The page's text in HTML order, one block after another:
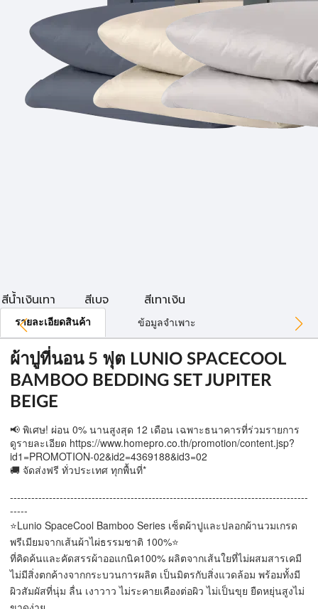
สีน้ำเงินเทา สีเบจ สีเทาเงิน
รายละเอียดสินค้า ข้อมูลจำเพาะ
ผ้าปูที่นอน 5 ฟุต LUNIO SPACECOOL
BAMBOO BEDDING SET JUPITER
BEIGE
📢 พิเศษ! ผ่อน 0% นานสูงสุด 12 เดือน เฉพาะธนาคารที่ร่วมรายการ
ดูรายละเอียด https://www.homepro.co.th/promotion/content.jsp?
id1=PROMOTION-02&id2=4369188&id3=02
🚚 จัดส่งฟรี ทั่วประเทศ ทุกพื้นที่*
------------------------------------------------------------------------------------
-----
⭐️Lunio SpaceCool Bamboo Series เซ็ตผ้าปูและปลอกผ้านวมเกรด
พรีเมียมจากเส้นผ้าไผ่ธรรมชาติ 100%⭐️
ที่คิดค้นและคัดสรรผ้าออแกนิค100% ผลิตจากเส้นใยที่ไม่ผสมสารเคมี
ไม่มีสิ่งตกค้างจากกระบวนการผลิต เป็นมิตรกับสิ่งแวดล้อม พร้อมทั้งมี
ผิวสัมผัสที่นุ่ม ลื่น เงาวาว ไม่ระคายเคืองต่อผิว ไม่เป็นขุย ยืดหยุ่นสูงไม่